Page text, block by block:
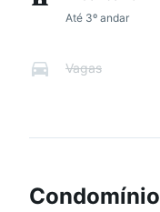
Até 3º andar
Vagas
Condomínio